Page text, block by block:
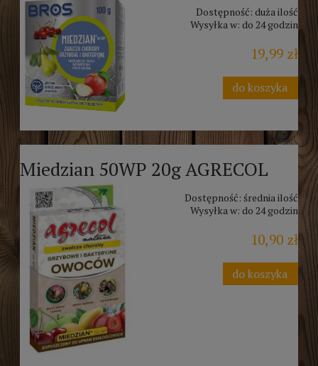
Dostępność: duża ilość
Wysyłka w: do 24 godzin
19,99 zł
do koszyka
Miedzian 50WP 20g AGRECOL
Dostępność: średnia ilość
Wysyłka w: do 24 godzin
10,90 zł
do koszyka